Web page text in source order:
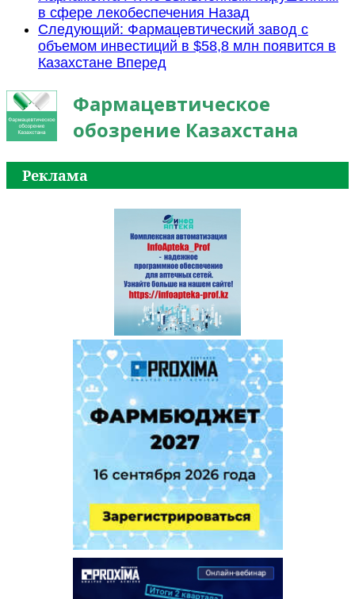
в сфере лекобеспечения Назад
Следующий: Фармацевтический завод с
объемом инвестиций в $58,8 млн появится в
Казахстане Вперед
Фармацевтическое
обозрение Казахстана
Реклама